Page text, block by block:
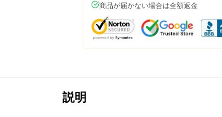
商品が届かない場合は全額返金
説明